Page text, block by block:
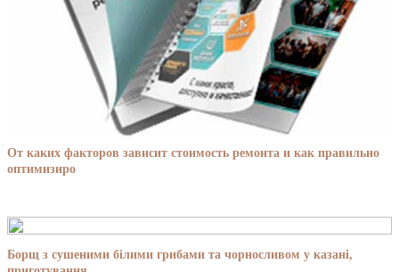
От каких факторов зависит стоимость ремонта и как правильно
оптимизиро
Борщ з сушеними білими грибами та чорносливом у казані,